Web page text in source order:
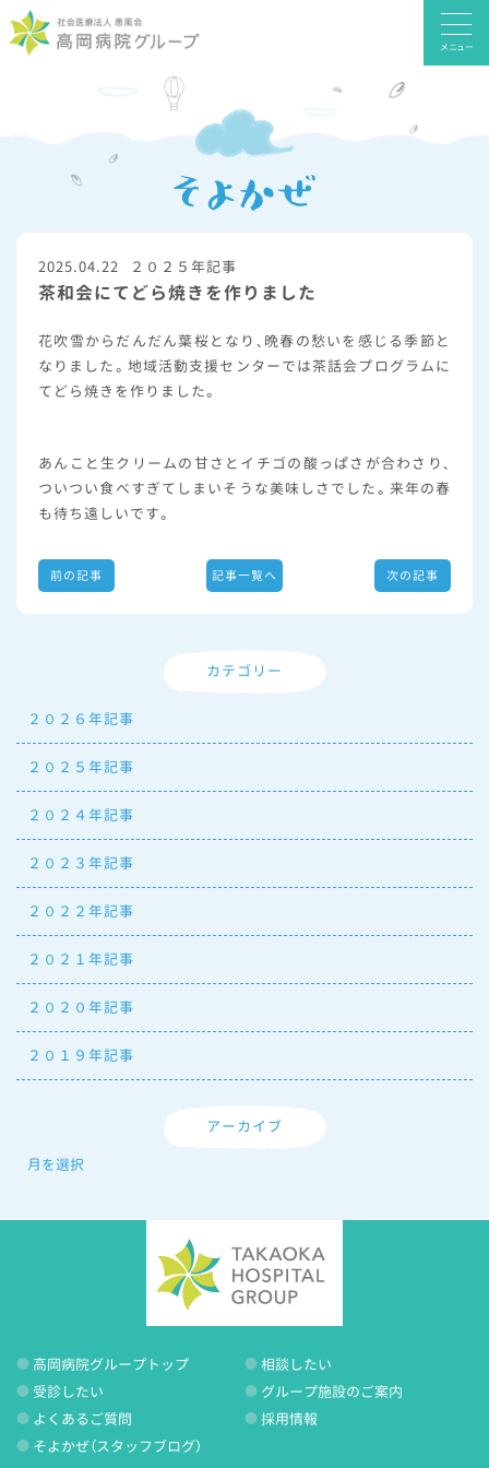
メニュー
2025.04.22 ２０２５年記事
茶和会にてどら焼きを作りました
花吹雪からだんだん葉桜となり、晩春の愁いを感じる季節と
なりました。地域活動支援センターでは茶話会プログラムに
てどら焼きを作りました。
あんこと生クリームの甘さとイチゴの酸っぱさが合わさり、
ついつい食べすぎてしまいそうな美味しさでした。来年の春
も待ち遠しいです。
前の記事 次の記事
記事一覧へ
カテゴリー
２０２６年記事
２０２５年記事
２０２４年記事
２０２３年記事
２０２２年記事
２０２１年記事
２０２０年記事
２０１９年記事
アーカイブ
高岡病院グループトップ
相談したい
受診したい
グループ施設のご案内
よくあるご質問
採用情報
そよかぜ（スタッフブログ）